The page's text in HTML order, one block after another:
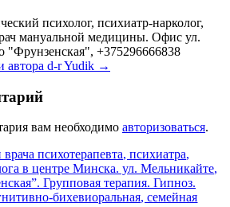
психолог, психиатр-нарколог,
мануальной медицины. Офис ул.
"Фрунзенская", +375296666838
автора d-r Yudik →
вам необходимо авторизоваться.